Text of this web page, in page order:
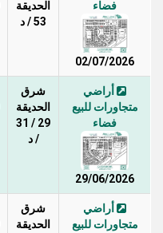
فضاء
02/07/2026
الحديقة
53 / د
أراضي
متجاورات للبيع
فضاء
29/06/2026
شرق
الحديقة
29 / 31
/ د
أراضي
متجاورات للبيع
شرق
الحديقة